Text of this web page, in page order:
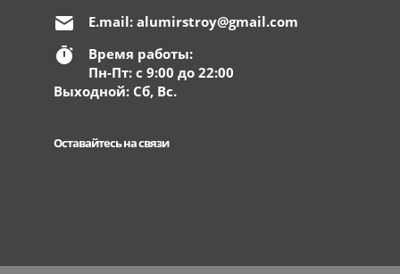
E.mail: alumirstroy@gmail.com
Время работы:
Пн-Пт: с 9:00 до 22:00
Выходной: Сб, Вс.
Оставайтесь на связи